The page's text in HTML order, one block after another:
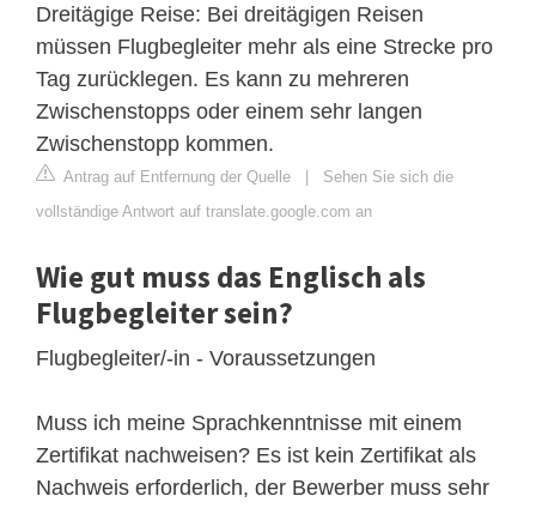
Dreitägige Reise: Bei dreitägigen Reisen
müssen Flugbegleiter mehr als eine Strecke pro
Tag zurücklegen. Es kann zu mehreren
Zwischenstopps oder einem sehr langen
Zwischenstopp kommen.
Antrag auf Entfernung der Quelle | Sehen Sie sich die
vollständige Antwort auf translate.google.com an
Wie gut muss das Englisch als
Flugbegleiter sein?
Flugbegleiter/-in - Voraussetzungen
Muss ich meine Sprachkenntnisse mit einem
Zertifikat nachweisen? Es ist kein Zertifikat als
Nachweis erforderlich, der Bewerber muss sehr